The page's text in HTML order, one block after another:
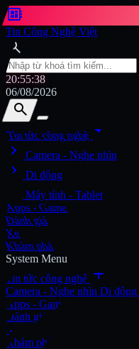
developer_board
Tin Công Nghệ Việt
search
20:55:40
06/08/2026
search
search
Tin tức công nghệarrow_drop_down
chevron_right
Camera - Nghe nhìn
chevron_right Di động
Máy tính - Tablet
Apps - Game
Đánh giá
Xe
Khám phá
System Menu
Tin tức công nghệ add
Camera - Nghe nhìn Di động
Apps - Game
Đánh giá
Xe
Khám phá